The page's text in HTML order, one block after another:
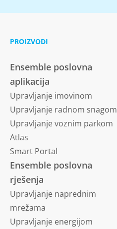
PROIZVODI
Ensemble poslovna
aplikacija
Upravljanje imovinom
Upravljanje radnom snagom
Upravljanje voznim parkom
Atlas
Smart Portal
Ensemble poslovna
rješenja
Upravljanje naprednim
mrežama
Upravljanje energijom